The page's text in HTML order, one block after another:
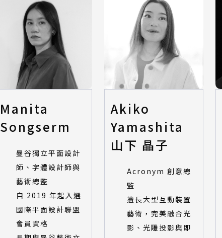
Manita
Songserm
曼谷獨立平面設計
師、字體設計師與
藝術總監
自 2019 年起入選
國際平面設計聯盟
會員資格
Akiko
Yamashita
山下 晶子
Acronym 創意總
監
擅長大型互動裝置
藝術，完美融合光
影、光雕投影與即